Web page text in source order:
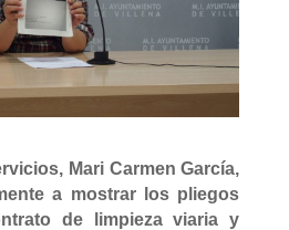
Mari Carmen García,
a mostrar los pliegos
de limpieza viaria y